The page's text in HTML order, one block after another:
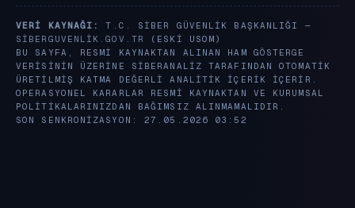
VERI KAYNAĞI:
T.C. SIBER GÜVENLIK BAŞKANLIĞI —
SIBERGUVENLIK.GOV.TR
(ESKI USOM)
BU SAYFA, RESMI KAYNAKTAN ALINAN HAM GÖSTERGE
VERISININ ÜZERINE SIBERANALIZ TARAFINDAN OTOMATIK
ÜRETILMIŞ KATMA DEĞERLI ANALITIK IÇERIK IÇERIR.
OPERASYONEL KARARLAR RESMI KAYNAKTAN VE KURUMSAL
POLITIKALARINIZDAN BAĞIMSIZ ALINMAMALIDIR.
SON SENKRONIZASYON: 27.05.2026 03:52